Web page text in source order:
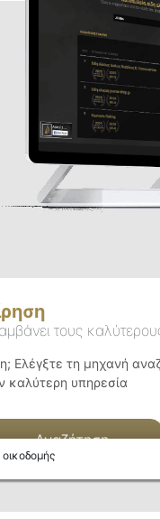
τους
Ελέγξτε τη μηχανή
καλύτερη υπηρεσία
Αναζήτηση